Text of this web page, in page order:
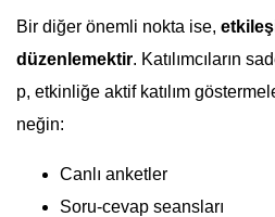
Bir diğer önemli nokta ise,
düzenlemektir. Katılımcıların
p, etkinliğe aktif katılım
neğin:
Canlı anketler
Soru-cevap seansları